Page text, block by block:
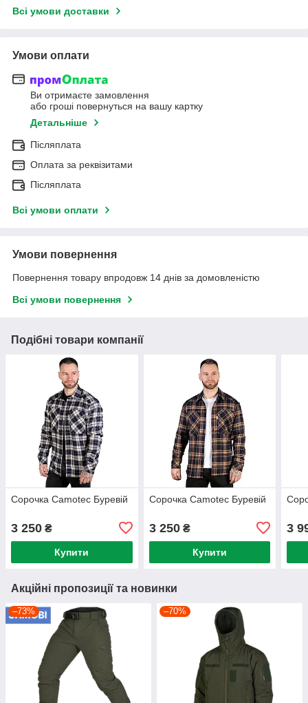
Всі умови доставки
Умови оплати
Ви отримаєте замовлення
або гроші повернуться на вашу картку
Детальніше
Післяплата
Оплата за реквізитами
Післяплата
Всі умови оплати
Умови повернення
Повернення товару впродовж 14 днів за домовленістю
Всі умови повернення
Подібні товари компанії
Сорочка Camotec Буревій
3 250 ₴
Купити
Сорочка Camotec Буревій
3 250₴
Купити
3
Акційні пропозиції та новинки
–73% –70%